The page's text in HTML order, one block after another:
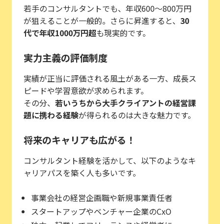
若手のコンサルタントでも、年収600〜800万円
が狙えることが一般的。さらに昇進すると、 30
代で年収1000万円超も現実的です。
実力主義の評価制度
実績が正当に評価される風土がある一方、成長ス
ピードや学習意欲が求められます。
その分、 若いうちから大手クライアントの経営課
題に携わる経験が得られるのは大きな魅力です。
将来のキャリアも広がる！
コンサルタント経験を活かして、以下のようなキ
ャリアパスを築く人も多いです。
事業会社の経営企画職や新規事業責任者
スタートアップやベンチャー企業のCxO